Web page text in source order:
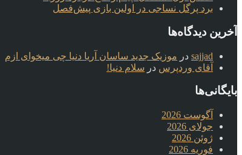
برد پرگل نساجی در اولین بازی پیش‌فصل
آخرین دیدگاه‌ها
sajjad در موزیک جدید ساسان آریا دنیا چی میخوای ازم
آقای وردپرس در سلام دنیا!
بایگانی‌ها
آگوست 2026
جولای 2026
ژوئن 2026
فوریه 2026